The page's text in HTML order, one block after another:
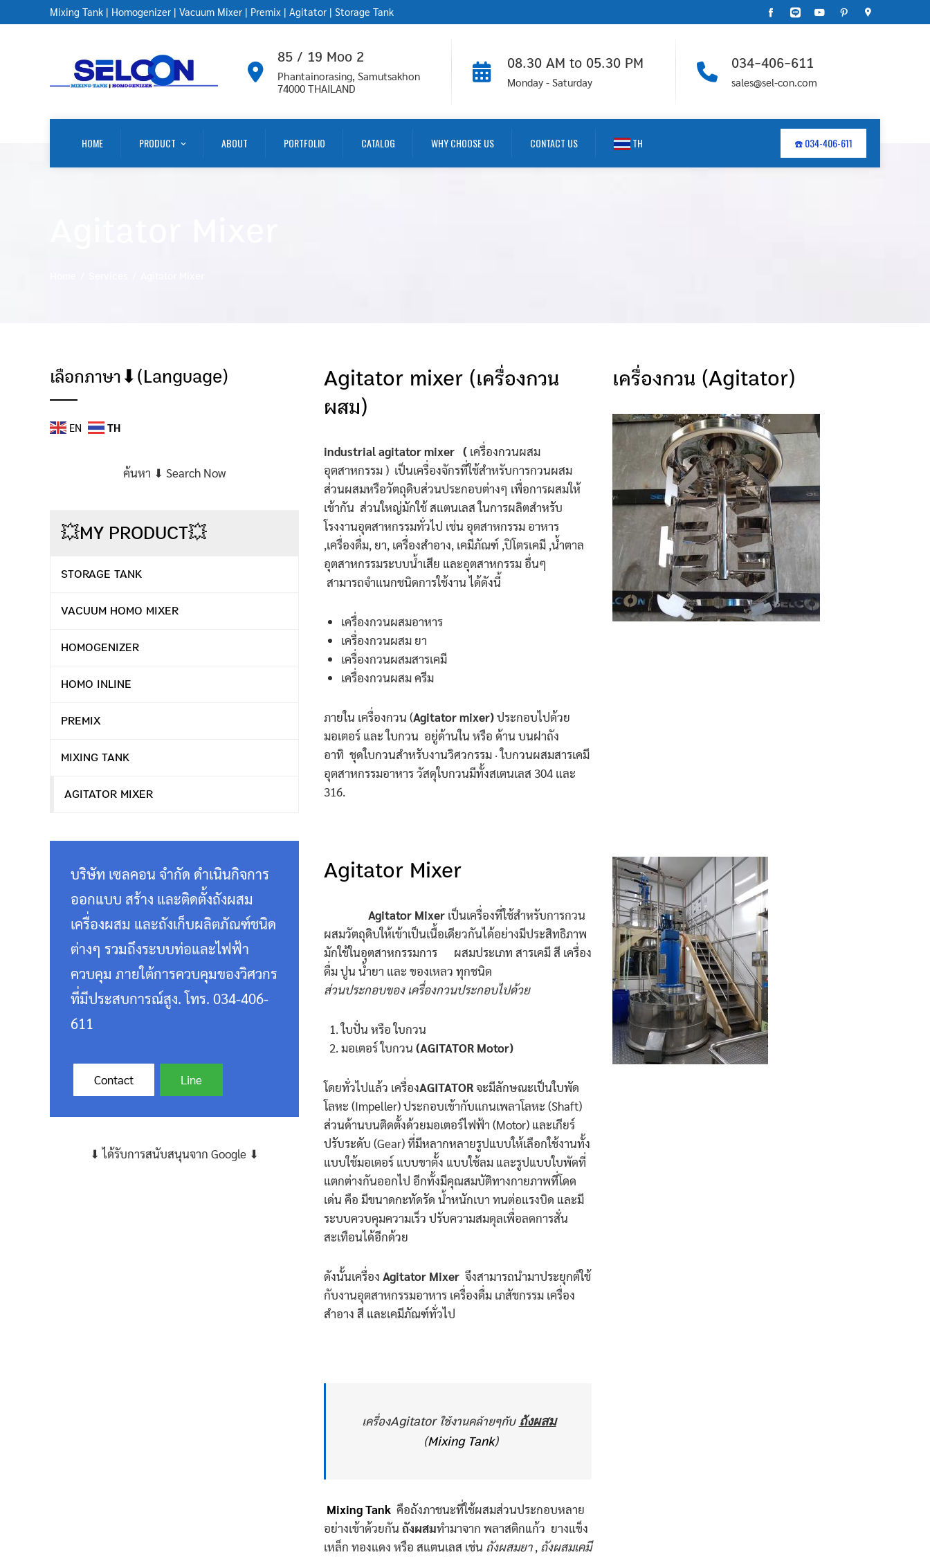
Mixing Tank | Homogenizer | Vacuum Mixer | Premix | Agitator | Storage Tank
85 / 19 Moo 2
Phantainorasing, Samutsakhon
74000 THAILAND
08.30 AM to 05.30 PM
Monday - Saturday
034-406-611
sales@sel-con.com
HOME PRODUCT ABOUT PORTFOLIO CATALOG WHY CHOOSE US CONTACT US TH ☎️ 034-406-611
Agitator mixer (เครื่องกวน
ผสม)
industrial agitator mixer ( เครื่องกวนผสม
อุตสาหกรรม ) เป็นเครื่องจักรที่ใช้สำหรับการกวนผสม
ส่วนผสมหรือวัตถุดิบส่วนประกอบต่างๆ เพื่อการผสมให้
เข้ากัน ส่วนใหญ่มักใช้ สแตนเลส ในการผลิตสำหรับ
โรงงานอุตสาหกรรมทั่วไป เช่น อุตสาหกรรม อาหาร
,เครื่องดื่ม, ยา, เครื่องสำอาง, เคมีภัณฑ์ ,ปิโตรเคมี ,น้ำตาล
อุตสาหกรรมระบบน้ำเสีย และอุตสาหกรรม อื่นๆ
สามารถจำแนกชนิดการใช้งาน ได้ดังนี้
เครื่องกวนผสมอาหาร
เครื่องกวนผสม ยา
เครื่องกวนผสมสารเคมี
เครื่องกวนผสม ครีม
ภายใน เครื่องกวน (Agitator mixer)ประกอบไปด้วย
มอเตอร์ และ ใบกวน อยู่ด้านใน หรือ ด้าน บนฝาถัง
อาทิ ชุดใบกวนสำหรับงานวิศวกรรม · ใบกวนผสมสารเคมี
อุตสาหกรรมอาหาร วัสดุใบกวนมีทั้งสเตนเลส 304 และ
316.
เครื่องกวน (Agitator)
Agitator Mixer
Agitator Mixer เป็นเครื่องที่ใช้สำหรับการกวน
ผสมวัตถุดิบให้เข้าเป็นเนื้อเดียวกันได้อย่างมีประสิทธิภาพ
มักใช้ในอุตสาหกรรมการ ผสมประเภท สารเคมี สี เครื่อง
ดื่ม ปูน น้ำยา และ ของเหลว ทุกชนิด
ส่วนประกอบของ เครื่องกวนประกอบไปด้วย
ใบปั่น หรือ ใบกวน
มอเตอร์ ใบกวน (AGITATOR Motor)
โดยทั่วไปแล้ว เครื่องAGITATORจะมีลักษณะเป็นใบพัด
โลหะ (Impeller) ประกอบเข้ากับแกนเพลาโลหะ (Shaft)
ส่วนด้านบนติดตั้งด้วยมอเตอร์ไฟฟ้า (Motor) และเกียร์
ปรับระดับ (Gear) ที่มีหลากหลายรูปแบบให้เลือกใช้งานทั้ง
แบบใช้มอเตอร์ แบบขาตั้ง แบบใช้ลม และรูปแบบใบพัดที่
แตกต่างกันออกไป อีกทั้งมีคุณสมบัติทางกายภาพที่โดด
เด่น คือ มีขนาดกะทัดรัด น้ำหนักเบา ทนต่อแรงบิด และมี
ระบบควบคุมความเร็ว ปรับความสมดุลเพื่อลดการสั่น
สะเทือนได้อีกด้วย
ดังนั้นเครื่อง Agitator Mixer จึงสามารถนำมาประยุกต์ใช้
กับงานอุตสาหกรรมอาหาร เครื่องดื่ม เภสัชกรรม เครื่อง
สำอาง สี และเคมีภัณฑ์ทั่วไป
เครื่องAgitator ใช้งานคล้ายๆกับ ถังผสม
(Mixing Tank)
Mixing Tank คือถังภาชนะที่ใช้ผสมส่วนประกอบหลาย
อย่างเข้าด้วยกัน ถังผสมทำมาจาก พลาสติกแก้ว ยางแข็ง
เหล็ก ทองแดง หรือ สแตนเลส เช่น ถังผสมยา, ถังผสมเคมี
เลือกภาษา⬇(Language)
EN TH
ค้นหา ⬇ Search Now
💥MY PRODUCT💥
STORAGE TANK
VACUUM HOMO MIXER
HOMOGENIZER
HOMO INLINE
PREMIX
MIXING TANK
AGITATOR MIXER
บริษัท เซลคอน จำกัด ดำเนินกิจการ
ออกแบบ สร้าง และติดตั้งถังผสม
เครื่องผสม และถังเก็บผลิตภัณฑ์ชนิด
ต่างๆ รวมถึงระบบท่อและไฟฟ้า
ควบคุม ภายใต้การควบคุมของวิศวกร
ที่มีประสบการณ์สูง. โทร. 034-406-
611
Contact Line
⬇ ได้รับการสนับสนุนจาก Google ⬇